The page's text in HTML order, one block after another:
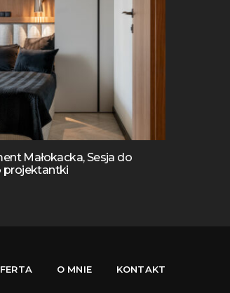
Małokacka, Sesja do
projektantki
O MNIE KONTAKT